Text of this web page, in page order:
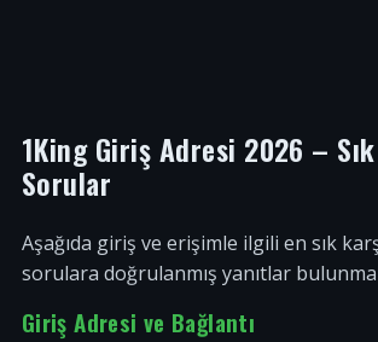
1King Giriş Adresi 2026 –
Sorular
Aşağıda giriş ve erişimle ilgili en sık
sorulara doğrulanmış yanıtlar
Giriş Adresi ve Bağlantı